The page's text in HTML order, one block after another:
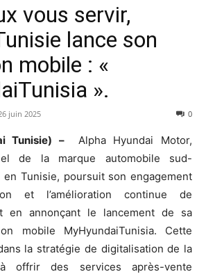
vous servir,
lance son
mobile : «
».
juin 2025 0
Tunisie) – Alpha Hyundai Motor,
de la marque automobile sud-
en Tunisie, poursuit son engagement
et l’amélioration continue de
en annonçant le lancement de sa
mobile MyHyundaiTunisia. Cette
la stratégie de digitalisation de la
offrir des services après-vente